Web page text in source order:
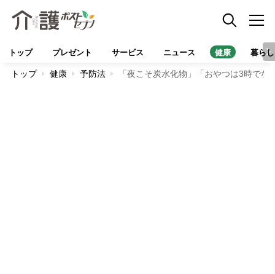
トップ プレゼント サービス ニュース 健康 暮らし
トップ 健康 予防法 「夜こそ炭水化物」「おやつは3時で